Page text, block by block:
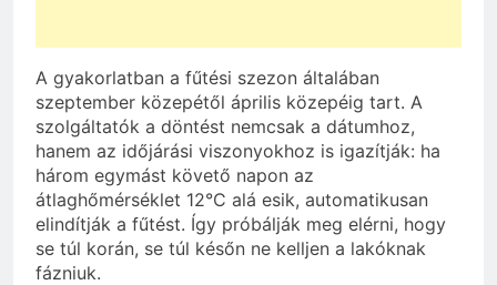
A gyakorlatban a fűtési szezon általában
szeptember közepétől április közepéig tart. A
szolgáltatók a döntést nemcsak a dátumhoz,
hanem az időjárási viszonyokhoz is igazítják: ha
három egymást követő napon az
átlaghőmérséklet 12°C alá esik, automatikusan
elindítják a fűtést. Így próbálják meg elérni, hogy
se túl korán, se túl későn ne kelljen a lakóknak
fázniuk.